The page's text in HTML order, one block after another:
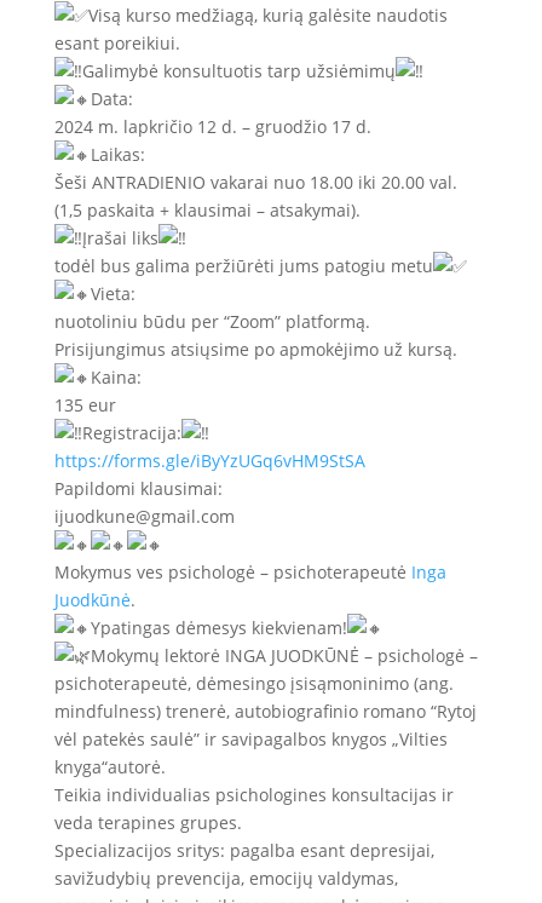
Visą kurso medžiagą, kurią galėsite naudotis
esant poreikiui.
Galimybė konsultuotis tarp užsiėmimų
Data:
2024 m. lapkričio 12 d. – gruodžio 17 d.
Laikas:
Šeši ANTRADIENIO vakarai nuo 18.00 iki 20.00 val.
(1,5 paskaita + klausimai – atsakymai).
Įrašai liks
todėl bus galima peržiūrėti jums patogiu metu
Vieta:
nuotoliniu būdu per “Zoom” platformą.
Prisijungimus atsiųsime po apmokėjimo už kursą.
Kaina:
135 eur
Registracija:
https://forms.gle/iByYzUGq6vHM9StSA
Papildomi klausimai:
ijuodkune@gmail.com
Mokymus ves psichologė – psichoterapeutė Inga
Juodkūnė.
Ypatingas dėmesys kiekvienam!
Mokymų lektorė INGA JUODKŪNĖ – psichologė –
psichoterapeutė, dėmesingo įsisąmoninimo (ang.
mindfulness) trenerė, autobiografinio romano “Rytoj
vėl patekės saulė” ir savipagalbos knygos „Vilties
knyga“autorė.
Teikia individualias psichologines konsultacijas ir
veda terapines grupes.
Specializacijos sritys: pagalba esant depresijai,
savižudybių prevencija, emocijų valdymas,